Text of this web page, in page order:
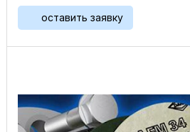
оставить заявку